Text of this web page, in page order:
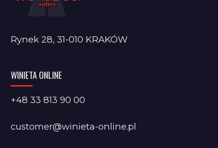
Rynek 28, 31-010 KRAKÓW
WINIETA ONLINE
+48 33 813 90 00
customer@winieta-online.pl